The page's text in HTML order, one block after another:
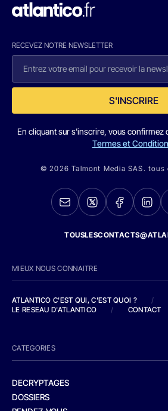
RECEVEZ NOTRE NEWSLETTER
S'INSCRIRE
En cliquant sur s'inscrire, vous confirmez
Termes et
© 2026 Talmont Media SAS. tous
MIEUX NOUS CONNAITRE
ATLANTICO C'EST QUI, C'EST QUOI ?
/
LE RESEAU D'ATLANTICO
/ CONTACT
CATEGORIES
DECRYPTAGES
DOSSIERS